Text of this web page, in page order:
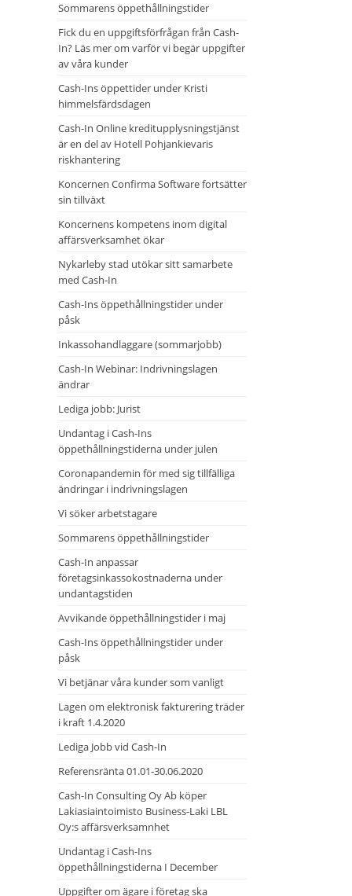
Sommarens öppethållningstider
Fick du en uppgiftsförfrågan från Cash-
In? Läs mer om varför vi begär uppgifter
av våra kunder
Cash-Ins öppettider under Kristi
himmelsfärdsdagen
Cash-In Online kreditupplysningstjänst
är en del av Hotell Pohjankievaris
riskhantering
Koncernen Confirma Software fortsätter
sin tillväxt
Koncernens kompetens inom digital
affärsverksamhet ökar
Nykarleby stad utökar sitt samarbete
med Cash-In
Cash-Ins öppethållningstider under
påsk
Inkassohandlaggare (sommarjobb)
Cash-In Webinar: Indrivningslagen
ändrar
Lediga jobb: Jurist
Undantag i Cash-Ins
öppethållningstiderna under julen
Coronapandemin för med sig tillfälliga
ändringar i indrivningslagen
Vi söker arbetstagare
Sommarens öppethållningstider
Cash-In anpassar
företagsinkassokostnaderna under
undantagstiden
Avvikande öppethållningstider i maj
Cash-Ins öppethållningstider under
påsk
Vi betjänar våra kunder som vanligt
Lagen om elektronisk fakturering träder
i kraft 1.4.2020
Lediga Jobb vid Cash-In
Referensränta 01.01-30.06.2020
Cash-In Consulting Oy Ab köper
Lakiasiaintoimisto Business-Laki LBL
Oy:s affärsverksamnhet
Undantag i Cash-Ins
öppethållningstiderna I December
Uppgifter om ägare i företag ska